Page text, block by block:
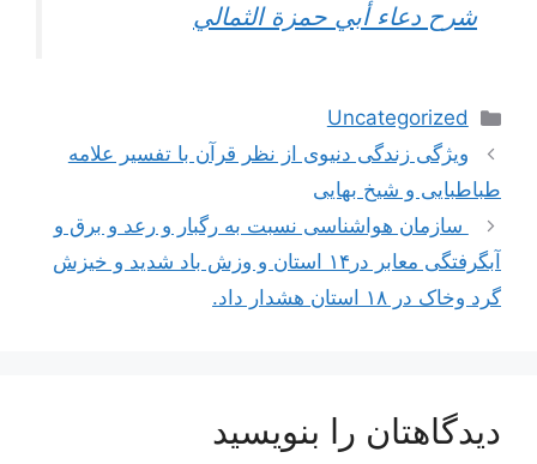
شرح دعاء أبي حمزة الثمالي
دسته‌ها
Uncategorized
ناوبری
نوشته‌ها
ویژگی زندگی دنیوی از نظر قرآن با تفسیر علامه
طباطبایی و شیخ بهایی
سازمان هواشناسی نسبت به رگبار و رعد و برق و
آبگرفتگی معابر در۱۴ استان و وزش باد شدید و خیزش
گرد وخاک در ۱۸ استان هشدار داد.
دیدگاهتان را بنویسید